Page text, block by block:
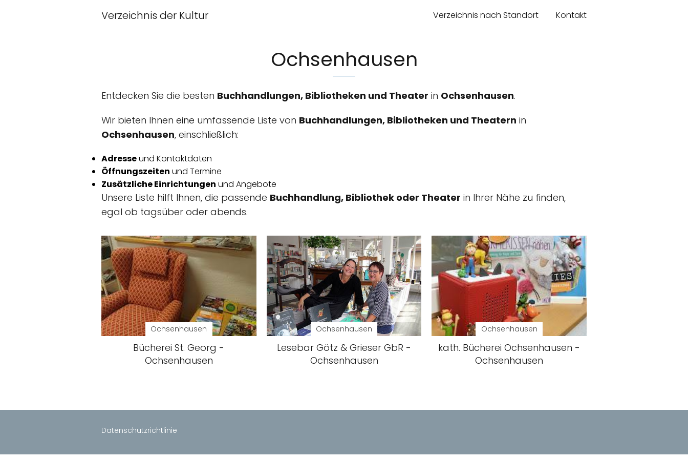
Verzeichnis der Kultur Verzeichnis nach Standort Kontakt
Ochsenhausen
Entdecken Sie die besten Buchhandlungen, Bibliotheken und Theater in Ochsenhausen.
Wir bieten Ihnen eine umfassende Liste von Buchhandlungen, Bibliotheken und Theatern in
Ochsenhausen, einschließlich:
Adresseund Kontaktdaten
Öffnungszeiten und Termine
Zusätzliche Einrichtungen und Angebote
Unsere Liste hilft Ihnen, die passende Buchhandlung, Bibliothek oder Theater in Ihrer Nähe zu finden,
egal ob tagsüber oder abends.
Ochsenhausen
Bücherei St. Georg -
Ochsenhausen
Ochsenhausen
Lesebar Götz & Grieser GbR -
Ochsenhausen
Ochsenhausen
kath. Bücherei Ochsenhausen -
Ochsenhausen
Datenschutzrichtlinie